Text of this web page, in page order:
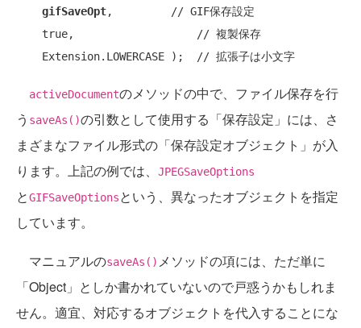
gifSaveOpt, // GIF保存設定
true, // 複製保存
    Extension.LOWERCASE );
// 拡張子は小文字
activeDocumentのメソッドの中で、ファイル保存を行
う saveAs()の引数として使用する「保存設定」には、さ
まざまなファイル形式の「保存設定オブジェクト」が入
ります。上記の例では、
JPEGSaveOptions
とGIFSaveOptionsという、異なったオブジェクトを指定
しています。
マニュアルのsaveAs() メソッドの項には、ただ単に
「Object」としか書かれていないので戸惑うかもしれま
せん。適宜、対応するオブジェクトを代入することにな